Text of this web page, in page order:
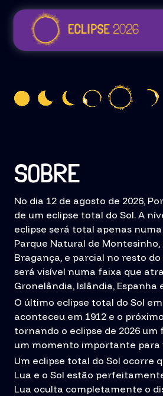
SOBRE
No dia 12 de agosto de 2026,
de um eclipse total do Sol. A
eclipse será total apenas
Parque Natural de
Bragança, e parcial no resto do
será visível numa faixa que
Gronelândia, Islândia, Espanha
O último eclipse total do Sol
aconteceu em 1912 e o
tornando o eclipse de 2026
um momento importante para
Um eclipse total do Sol ocorre
Lua e o Sol estão
Lua oculta completamente o